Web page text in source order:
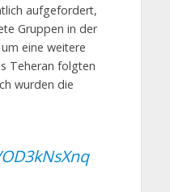
aufgefordert,
Gruppen in der
eine weitere
Teheran folgten
wurden die